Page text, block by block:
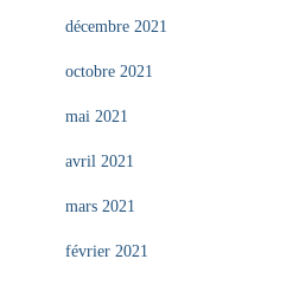
décembre 2021
octobre 2021
mai 2021
avril 2021
mars 2021
février 2021